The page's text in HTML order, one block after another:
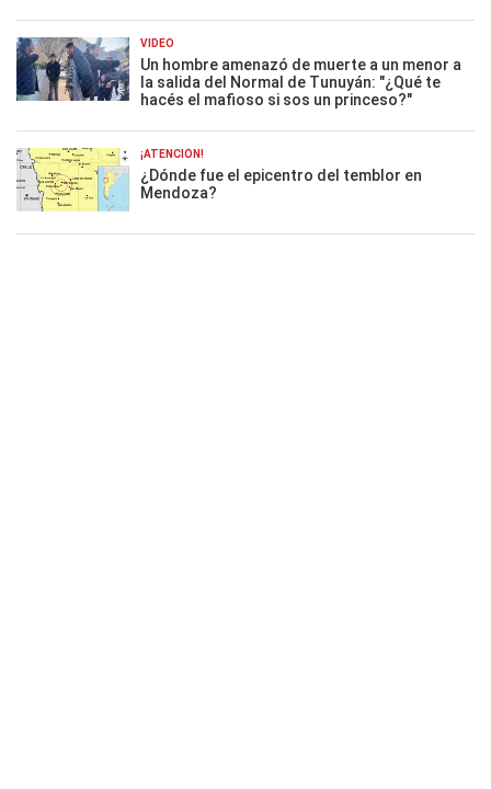
VIDEO
Un hombre amenazó de muerte a un menor a
la salida del Normal de Tunuyán: "¿Qué te
hacés el mafioso si sos un princeso?"
¡ATENCIÓN!
¿Dónde fue el epicentro del temblor en
Mendoza?